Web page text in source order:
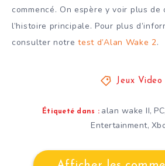
commencé. On espère y voir plus de
l’histoire principale. Pour plus
consulter notretest d’Alan Wake 2.
Jeux Video
Étiqueté dans : alan wake II,PC
Entertainment,